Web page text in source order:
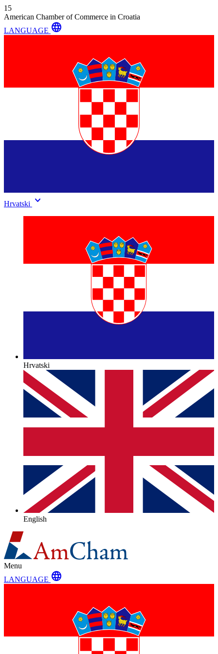
15
American Chamber of Commerce in Croatia
LANGUAGE language
Hrvatski keyboard_arrow_down
Hrvatski
English
Menu
LANGUAGE language